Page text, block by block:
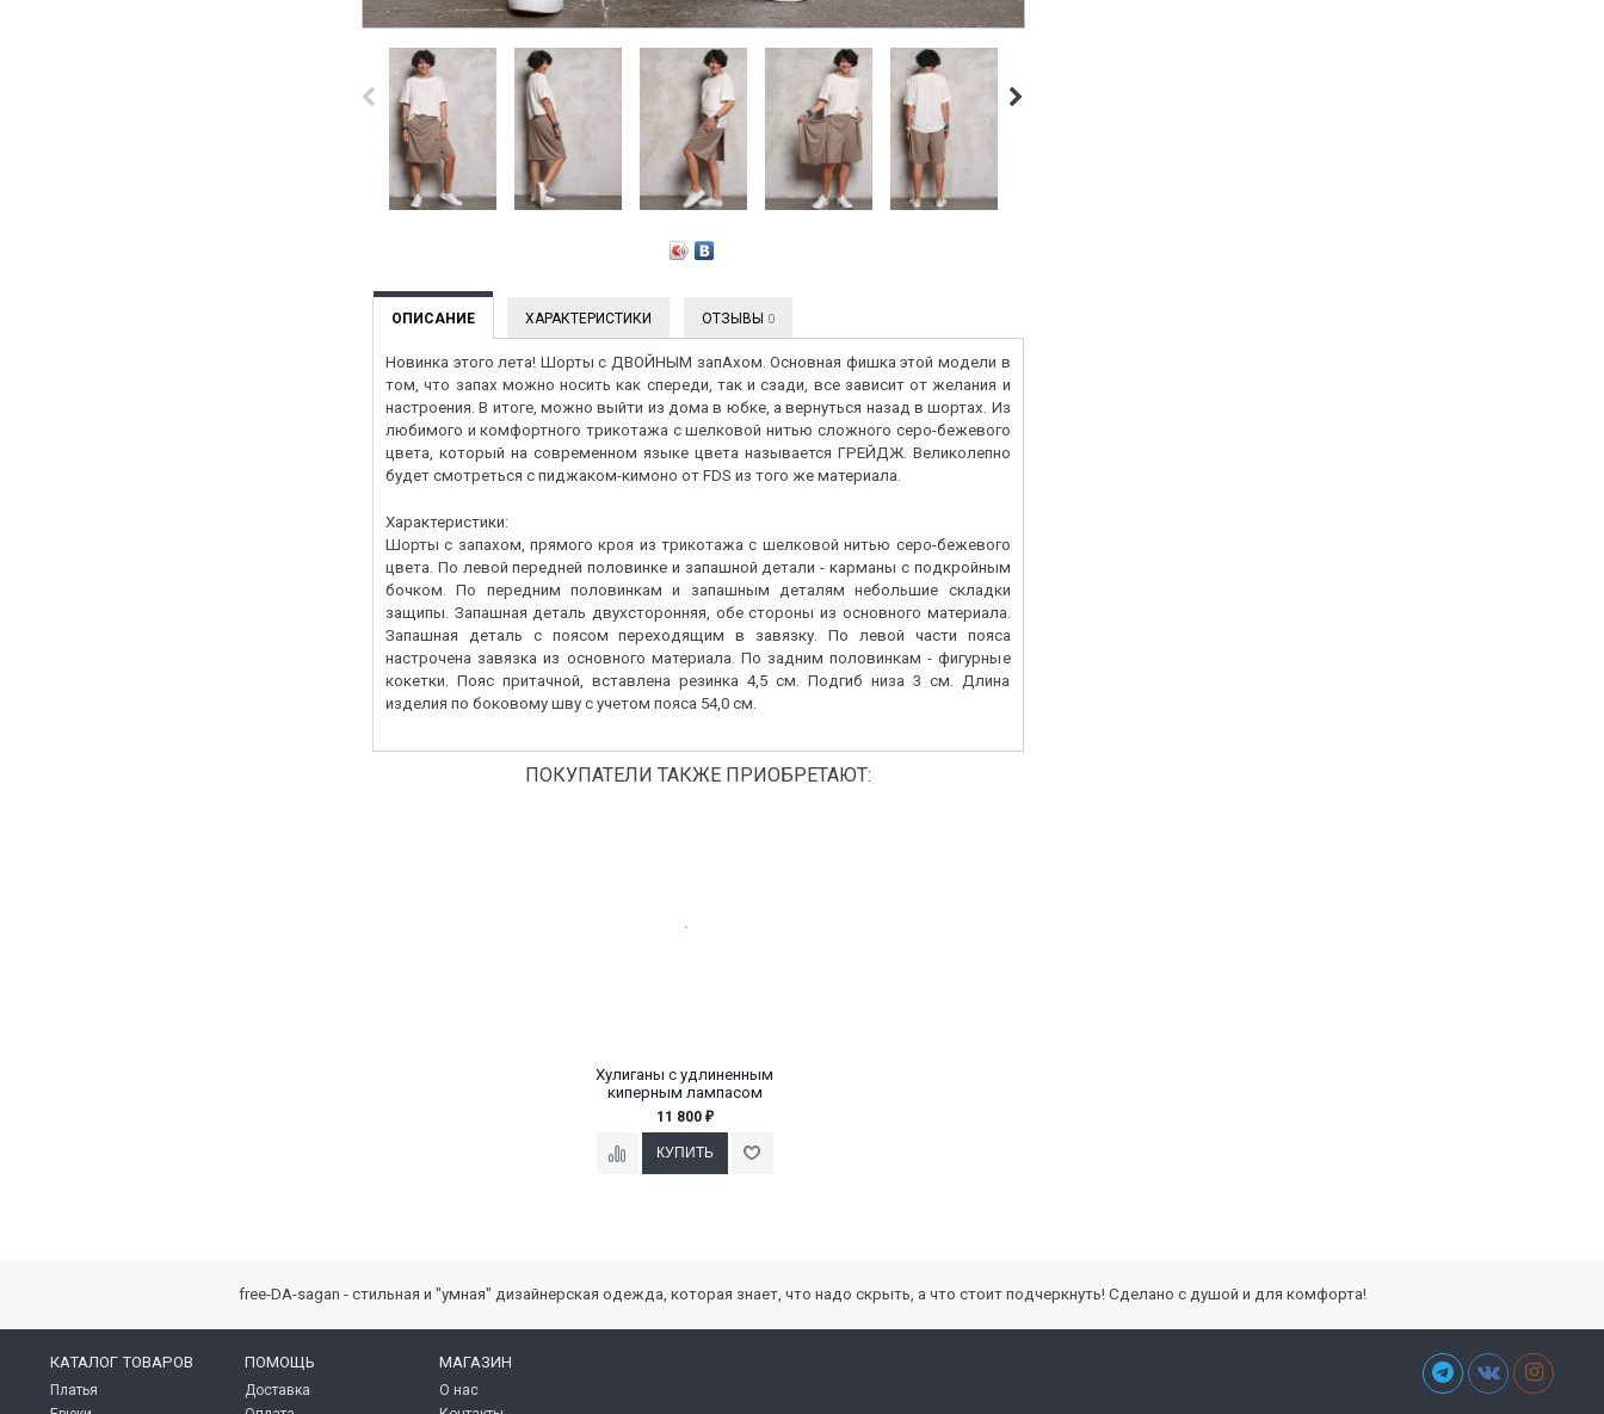
ОПИСАНИЕ ХАРАКТЕРИСТИКИ ОТЗЫВЫ 0
Новинка этого лета! Шорты с ДВОЙНЫМ запАхом. Основная фишка этой модели в
том, что запах можно носить как спереди, так и сзади, все зависит от желания и
настроения. В итоге, можно выйти из дома в юбке, а вернуться назад в шортах. Из
любимого и комфортного трикотажа с шелковой нитью сложного серо-бежевого
цвета, который на современном языке цвета называется ГРЕЙДЖ. Великолепно
будет смотреться с пиджаком-кимоно от FDS из того же материала.
Характеристики:
Шорты с запахом, прямого кроя из трикотажа с шелковой нитью серо-бежевого
цвета. По левой передней половинке и запашной детали - карманы c подкройным
бочком. По передним половинкам и запашным деталям небольшие складки
защипы. Запашная деталь двухсторонняя, обе стороны из основного материала.
Запашная деталь с поясом переходящим в завязку. По левой части пояса
настрочена завязка из основного материала. По задним половинкам - фигурные
кокетки. Пояс притачной, вставлена резинка 4,5 см. Подгиб низа 3 см. Длина
изделия по боковому шву с учетом пояса 54,0 см.
ПОКУПАТЕЛИ ТАКЖЕ ПРИОБРЕТАЮТ:
Хулиганы с удлиненным
киперным лампасом
11 800 ₽
free-DA-sagan - стильная и "умная" дизайнерская одежда, которая знает, что надо скрыть, а что стоит подчеркнуть! Сделано с душой и для комфорта!
КАТАЛОГ ТОВАРОВ
Платья
ПОМОЩЬ
Доставка
МАГАЗИН
О нас